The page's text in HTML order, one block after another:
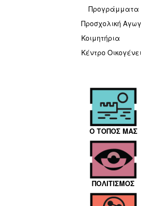
Προγράμματα
Προσχολική
Κοιμητήρια
Κέντρο
Ο ΤΟΠΟΣ ΜΑΣ
ΠΟΛΙΤΙΣΜΟΣ